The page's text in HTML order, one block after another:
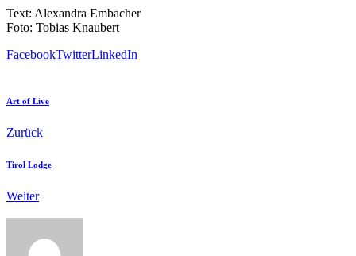
Text: Alexandra Embacher
Foto: Tobias Knaubert
FacebookTwitterLinkedIn
Art of Live
Zurück
Tirol Lodge
Weiter